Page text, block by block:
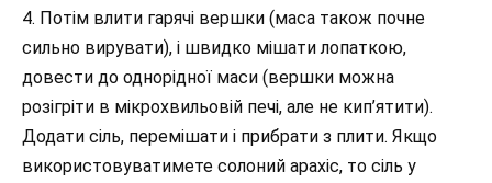
4. Потім влити гарячі вершки (маса також почне
сильно вирувати), і швидко мішати лопаткою,
довести до однорідної маси (вершки можна
розігріти в мікрохвильовій печі, але не кип’ятити).
Додати сіль, перемішати і прибрати з плити. Якщо
використовуватимете солоний арахіс, то сіль у